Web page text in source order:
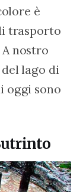
è
trasporto
nostro
lago di
oggi sono